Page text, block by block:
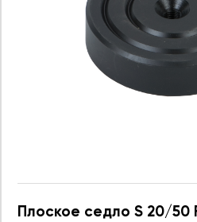
Плоское седло S 20/50